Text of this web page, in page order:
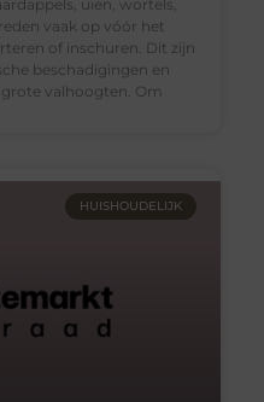
uien, wortels,
vaak op vóór het
of inschuren. Dit zijn
beschadigingen en
valhoogten. Om
HUISHOUDELIJK